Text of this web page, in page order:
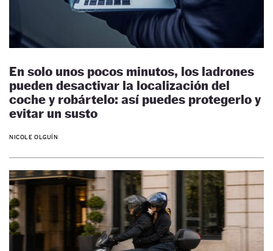
En solo unos pocos minutos, los ladrones
pueden desactivar la localización del
coche y robártelo: así puedes protegerlo y
evitar un susto
NICOLE OLGUÍN